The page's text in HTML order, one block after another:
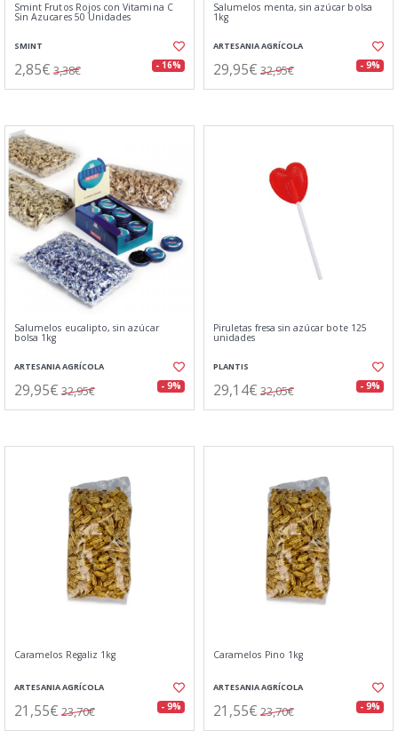
Smint Frutos Rojos con Vitamina C
Sin Azucares 50 Unidades
SMINT
2,85€ 3,38€ - 16%
Salumelos menta, sin azúcar bolsa
1kg
ARTESANIA AGRÍCOLA
29,95€ 32,95€ - 9%
Salumelos eucalipto, sin azúcar
bolsa 1kg
ARTESANIA AGRÍCOLA
29,95€ 32,95€ - 9%
Piruletas fresa sin azúcar bote 125
unidades
PLANTIS
29,14€ 32,05€ - 9%
Caramelos Regaliz 1kg
ARTESANIA AGRÍCOLA
21,55€ 23,70€ - 9%
Caramelos Pino 1kg
ARTESANIA AGRÍCOLA
21,55€ 23,70€ - 9%